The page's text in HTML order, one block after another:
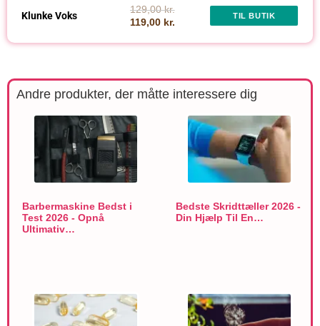
Klunke Voks
129,00 kr.
119,00 kr.
TIL BUTIK
Andre produkter, der måtte interessere dig
Barbermaskine Bedst i
Test 2026 - Opnå
Ultimativ…
Bedste Skridttæller 2026 -
Din Hjælp Til En…